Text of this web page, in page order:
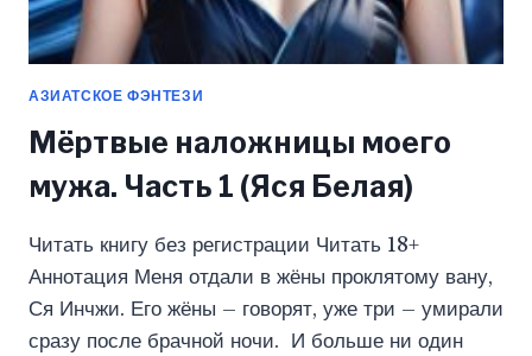
АЗИАТСКОЕ ФЭНТЕЗИ
Мёртвые наложницы моего
мужа. Часть 1 (Яся Белая)
Читать книгу без регистрации Читать 18+
Аннотация Меня отдали в жёны проклятому вану,
Ся Инчжи. Его жёны – говорят, уже три – умирали
сразу после брачной ночи. И больше ни один